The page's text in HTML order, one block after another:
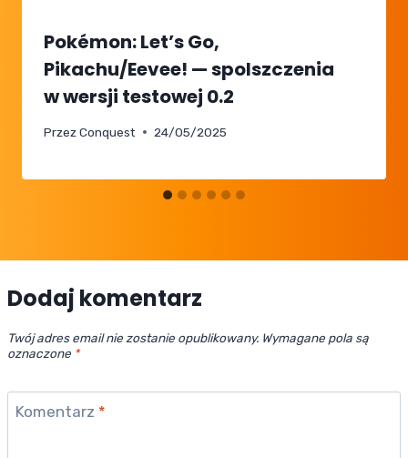
Pokémon: Let’s Go,
Pikachu/Eevee! — spolszczenia
w wersji testowej 0.2
Przez Conquest 24/05/2025
Dodaj komentarz
Twój adres email nie zostanie opublikowany. Wymagane pola są
oznaczone *
Komentarz *